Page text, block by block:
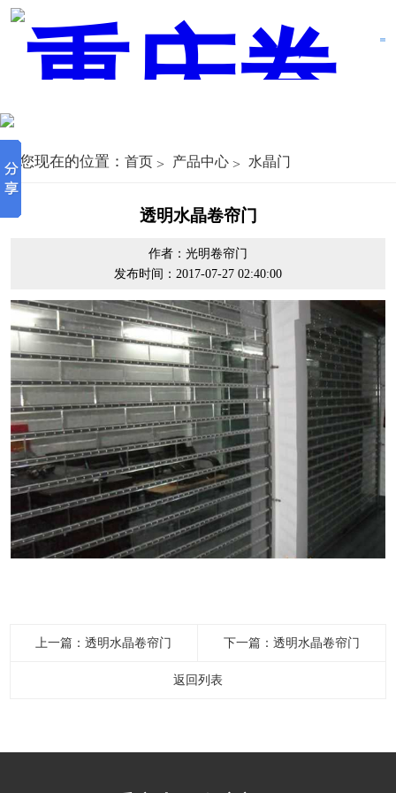
您现在的位置： 首页 产品中心 水晶门
透明水晶卷帘门
作者：光明卷帘门
发布时间：2017-07-27 02:40:00
上一篇：透明水晶卷帘门 下一篇：透明水晶卷帘门
返回列表